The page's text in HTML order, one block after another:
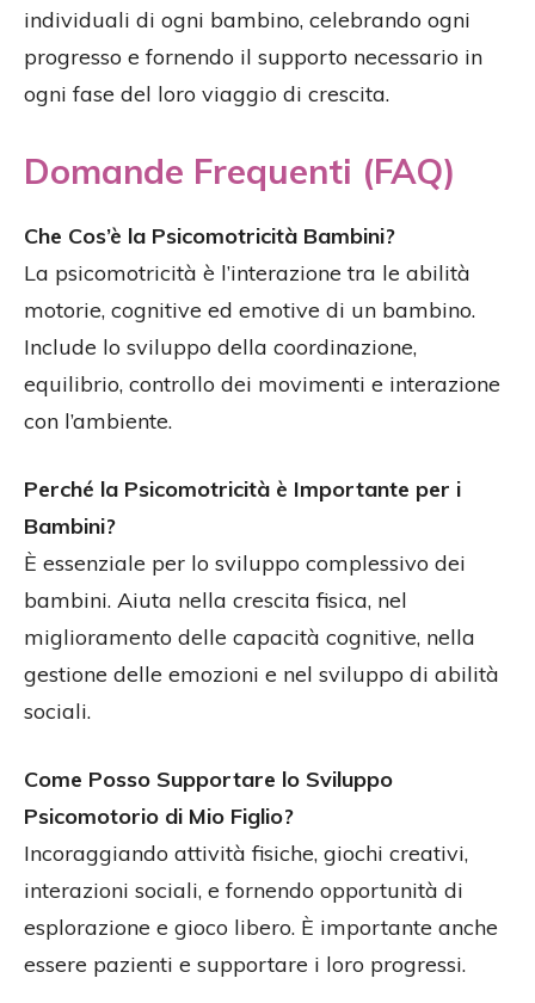
individuali di ogni bambino, celebrando ogni
progresso e fornendo il supporto necessario in
ogni fase del loro viaggio di crescita.
Domande Frequenti (FAQ)
Che Cos’è la Psicomotricità Bambini?
La psicomotricità è l’interazione tra le abilità
motorie, cognitive ed emotive di un bambino.
Include lo sviluppo della coordinazione,
equilibrio, controllo dei movimenti e interazione
con l’ambiente.
Perché la Psicomotricità è Importante per i
Bambini?
È essenziale per lo sviluppo complessivo dei
bambini. Aiuta nella crescita fisica, nel
miglioramento delle capacità cognitive, nella
gestione delle emozioni e nel sviluppo di abilità
sociali.
Come Posso Supportare lo Sviluppo
Psicomotorio di Mio Figlio?
Incoraggiando attività fisiche, giochi creativi,
interazioni sociali, e fornendo opportunità di
esplorazione e gioco libero. È importante anche
essere pazienti e supportare i loro progressi.